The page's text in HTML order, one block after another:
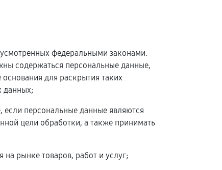
федеральными законами.
содержаться персональные данные,
для раскрытия таких
данных;
если персональные данные являются
цели обработки, а также принимать
рынке товаров, работ и услуг;